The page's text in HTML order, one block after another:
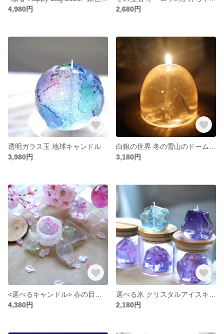
4,980円
2,680円
透明ガラス玉 地球キャンドル
3,980円
3,180円
4,380円
2,180円